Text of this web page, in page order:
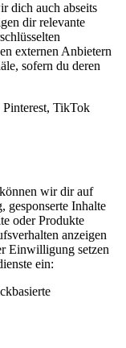
dich auch abseits
dir relevante
externen Anbietern
sofern du deren
TikTok
wir dir auf
gesponserte Inhalte
oder Produkte
anzeigen
Einwilligung setzen
ein: